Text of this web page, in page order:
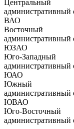
Центральный
административный
ВАО
Восточный
административный
ЮЗАО
Юго-Западный
административный
ЮАО
Южный
административный
ЮВАО
Юго-Восточный
административный